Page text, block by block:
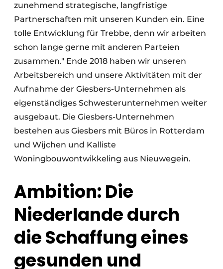
zunehmend strategische, langfristige
Partnerschaften mit unseren Kunden ein. Eine
tolle Entwicklung für Trebbe, denn wir arbeiten
schon lange gerne mit anderen Parteien
zusammen." Ende 2018 haben wir unseren
Arbeitsbereich und unsere Aktivitäten mit der
Aufnahme der Giesbers-Unternehmen als
eigenständiges Schwesterunternehmen weiter
ausgebaut. Die Giesbers-Unternehmen
bestehen aus Giesbers mit Büros in Rotterdam
und Wijchen und Kalliste
Woningbouwontwikkeling aus Nieuwegein.
Ambition: Die
Niederlande durch
die Schaffung eines
gesunden und